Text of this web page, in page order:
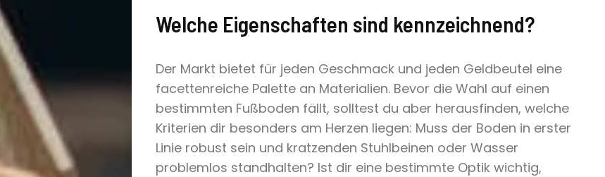
Homestory
Ratgeber
Wohntrends
Outdoor
Welche Eigenschaften sind kennzeichnend?
Der Markt bietet für jeden Geschmack und jeden Geldbeutel eine
facettenreiche Palette an Materialien. Bevor die Wahl auf einen
bestimmten Fußboden fällt, solltest du aber herausfinden, welche
Kriterien dir besonders am Herzen liegen: Muss der Boden in erster
Linie robust sein und kratzenden Stuhlbeinen oder Wasser
problemlos standhalten? Ist dir eine bestimmte Optik wichtig,